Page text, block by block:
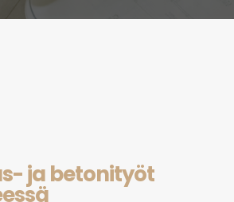
ja betonityöt